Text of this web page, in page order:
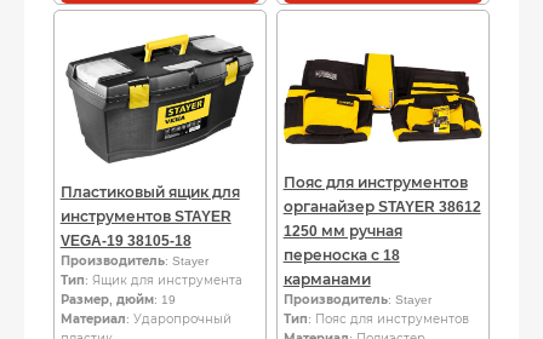
Пластиковый ящик для
инструментов STAYER
VEGA-19 38105-18
Производитель: Stayer
Тип: Ящик для инструмента
Размер, дюйм: 19
Материал: Ударопрочный
Пояс для инструментов
органайзер STAYER 38612
1250 мм ручная
переноска с 18
карманами
Производитель: Stayer
Тип: Пояс для инструментов